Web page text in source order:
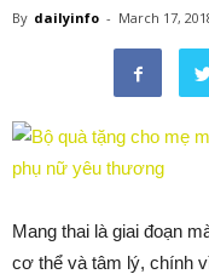
By dailyinfo - March 17,
Mang thai là giai đoạn
cơ thể và tâm lý, chính